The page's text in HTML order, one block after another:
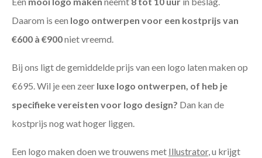
Daarom is een logo ontwerpen voor een kostprijs van
€600 à €900niet vreemd.
Bij ons ligt de gemiddelde prijs van een logo laten maken op
€695. Wil je een zeer luxe logo ontwerpen, of heb je
specifieke vereisten voor logo design? Dan kan de
kostprijs nog wat hoger liggen.
Een logo maken doen we trouwens met Illustrator, u krijgt